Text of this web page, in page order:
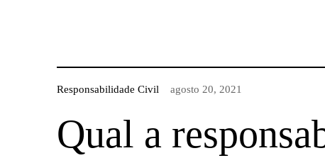
Responsabilidade Civil agosto 20, 2021
Qual a